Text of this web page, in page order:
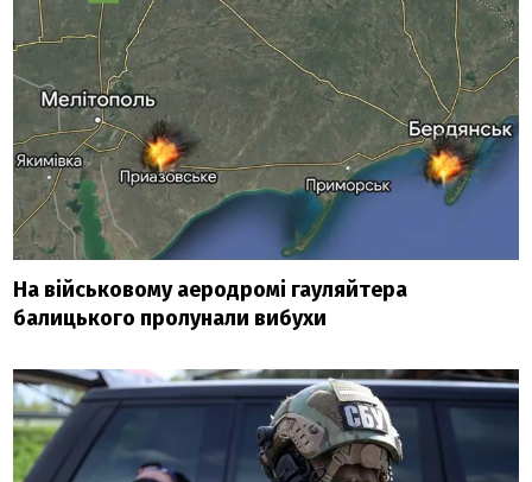
На військовому аеродромі гауляйтера
балицького пролунали вибухи